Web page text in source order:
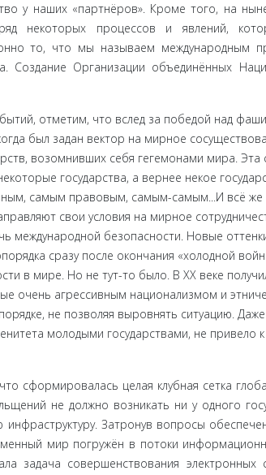
у наших «партнёров». Кроме того, на
некоторых процессов и явлений,
то, что мы называем международным
Создание Организации объединённых
отметим, что вслед за победой над
был задан вектор на мирное
возомнивших себя гегемонами мира.
государства, а вернее некое
самым правовым, самым-самым...И всё же
свои условия на мирное
международной безопасности. Новые
сразу после окончания «холодной
в мире. Но не тут-то было. В XX веке
очень агрессивным национализмом и
не позво­ляя выровнять ситуацию.
моло­дыми государствами, не привело
сформировалась целая клубная сетка
не должно возникать ни у одного
Затро­нув вопросы
мир погружён в пото­ки
задача совершенствования